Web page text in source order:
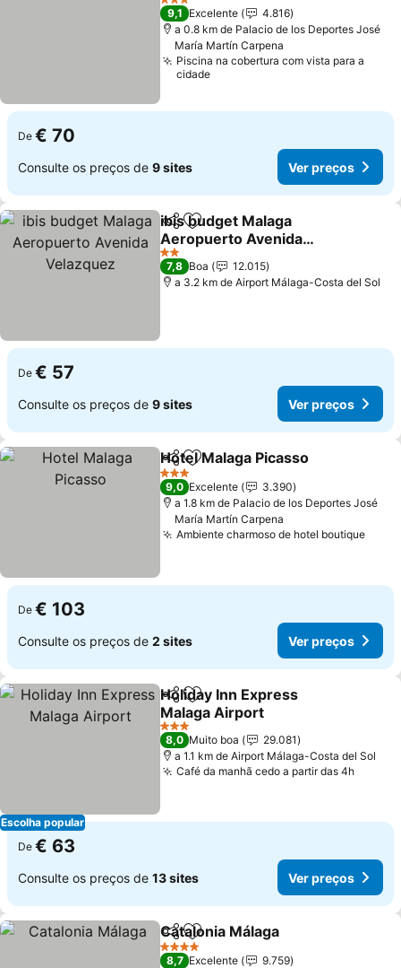
3 Estrelas
9,1 Excelente
4.816
a 0.8 km de Palacio de los Deportes José
María Martín Carpena
Piscina na cobertura com vista para a
cidade
De € 70
Consulte os preços de 9 sites Ver preços
PartilharAdicionar aos favoritos
ibis budget Malaga
Aeropuerto Avenida
Velazquez
Ver preços
2 Estrelas
7,8 Boa
12.015
a 3.2 km de Airport Málaga-Costa del Sol
De € 57
Consulte os preços de 9 sites Ver preços
PartilharAdicionar aos favoritos
Hotel Malaga Picasso
3 Estrelas
9,0 Excelente
3.390
a 1.8 km de Palacio de los Deportes José
María Martín Carpena
Ambiente charmoso de hotel boutiqueVer
De € 103
Consulte os preços de 2 sites Ver preços
Escolha popular
PartilharAdicionar aos favoritos
Holiday Inn Express
Malaga Airport
Ver preços
3 Estrelas
8,0 Muito boa
29.081
a 1.1 km de Airport Málaga-Costa del Sol
Café da manhã cedo a partir das 4hVer
De € 63
Consulte os preços de 13 sites Ver preços
PartilharAdicionar aos favoritos
Catalonia Málaga
4 Estrelas
8,7 Excelente
9.759